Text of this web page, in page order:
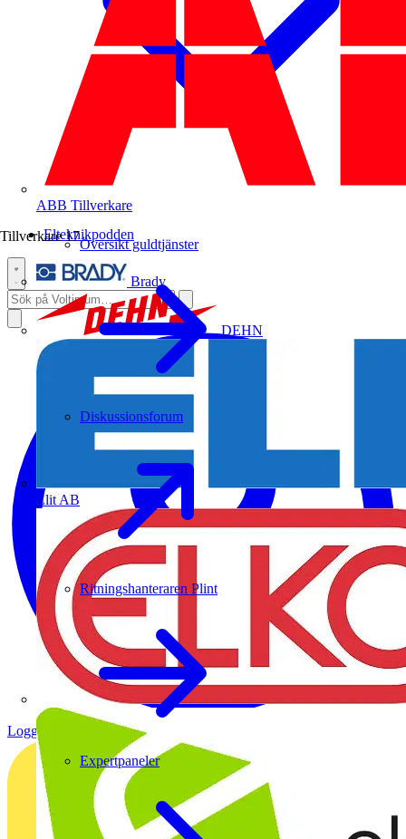
ABB Tillverkare
Tillverkare 17
Brady
DEHN
Elit AB
Översikt guldtjänster
Diskussionsforum
Ritningshanteraren Plint
Expertpaneler
Elteknikpodden
Logga in Registrera dig